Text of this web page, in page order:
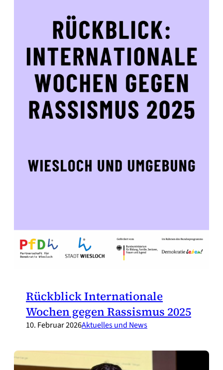
Rückblick Internationale
Wochen gegen Rassismus 2025
10. Februar 2026Aktuelles und News